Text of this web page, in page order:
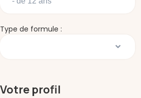
Type de formule :
Votre profil